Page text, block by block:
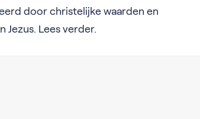
door christelijke waarden en
Jezus. Lees verder.